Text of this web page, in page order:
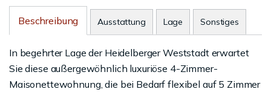
Beschreibung Ausstattung Lage Sonstiges
In begehrter Lage der Heidelberger Weststadt erwartet
Sie diese außergewöhnlich luxuriöse 4-Zimmer-
Maisonettewohnung, die bei Bedarf flexibel auf 5 Zimmer